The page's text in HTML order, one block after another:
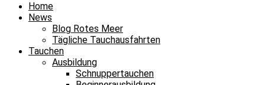
Home
News
Blog Rotes Meer
Tägliche Tauchausfahrten
Tauchen
Ausbildung
Schnuppertauchen